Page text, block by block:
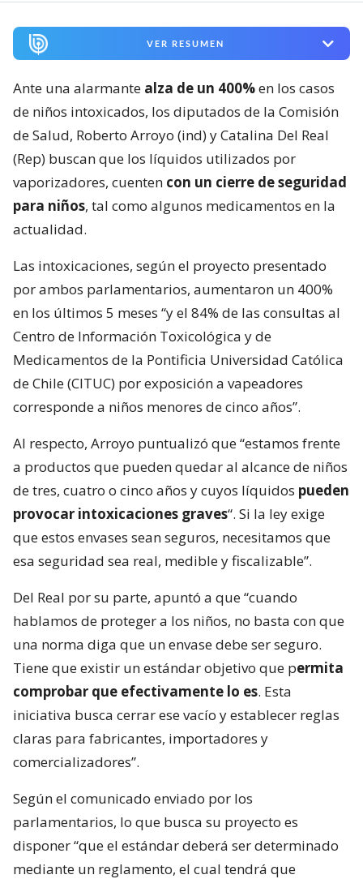
VER RESUMEN
Ante una alarmante alza de un 400%en los casos
de niños intoxicados, los diputados de la Comisión
de Salud, Roberto Arroyo (ind) y Catalina Del Real
(Rep) buscan que los líquidos utilizados por
vaporizadores, cuenten con un cierre de seguridad
para niños, tal como algunos medicamentos en la
actualidad.
Las intoxicaciones, según el proyecto presentado
por ambos parlamentarios, aumentaron un 400%
en los últimos 5 meses “y el 84% de las consultas al
Centro de Información Toxicológica y de
Medicamentos de la Pontificia Universidad Católica
de Chile (CITUC) por exposición a vapeadores
corresponde a niños menores de cinco años”.
Al respecto, Arroyo puntualizó que “estamos frente
a productos que pueden quedar al alcance de niños
de tres, cuatro o cinco años y cuyos líquidos pueden
provocar intoxicaciones graves“. Si la ley exige
que estos envases sean seguros, necesitamos que
esa seguridad sea real, medible y fiscalizable”.
Del Real por su parte, apuntó a que “cuando
hablamos de proteger a los niños, no basta con que
una norma diga que un envase debe ser seguro.
Tiene que existir un estándar objetivo que permita
comprobar que efectivamente lo es. Esta
iniciativa busca cerrar ese vacío y establecer reglas
claras para fabricantes, importadores y
comercializadores”.
Según el comunicado enviado por los
parlamentarios, lo que busca su proyecto es
disponer “que el estándar deberá ser determinado
mediante un reglamento, el cual tendrá que